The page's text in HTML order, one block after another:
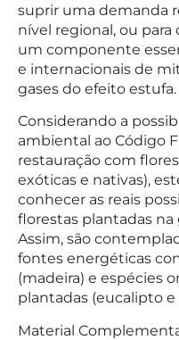
suprir uma demanda
nível regional, ou para
um componente
e internacionais de
gases do efeito estufa.
Considerando a
ambiental ao Código
restauração com
exóticas e nativas),
conhecer as reais
florestas plantadas na
Assim, são
fontes energéticas
(madeira) e espécies
plantadas (eucalipto e
Material